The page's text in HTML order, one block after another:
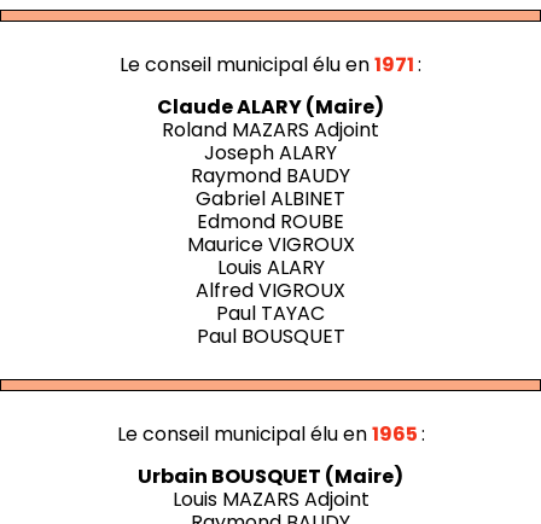
Le conseil municipal élu en1971:
Claude ALARY (Maire)
Roland MAZARS Adjoint
Joseph ALARY
Raymond BAUDY
Gabriel ALBINET
Edmond ROUBE
Maurice VIGROUX
Louis ALARY
Alfred VIGROUX
Paul TAYAC
Paul BOUSQUET
Le conseil municipal élu en1965:
Urbain BOUSQUET (Maire)
Louis MAZARS Adjoint